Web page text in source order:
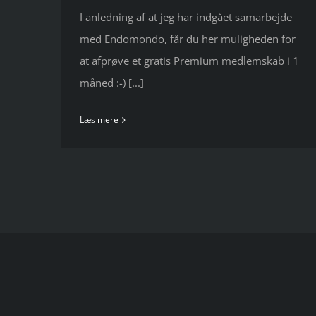
I anledning af at jeg har indgået samarbejde
med Endomondo, får du her muligheden for
at afprøve et gratis Premium medlemskab i 1
måned :-) [...]
Læs mere